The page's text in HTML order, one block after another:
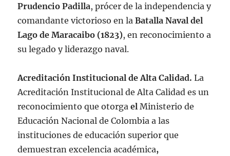
Prudencio Padilla, prócer de la independencia y
comandante victorioso en laBatalla Naval del
Lago de Maracaibo (1823), en reconocimiento a
su legado y liderazgo naval.
Acreditación Institucional de Alta Calidad.La
Acreditación Institucional de Alta Calidad es un
reconocimiento que otorga elMinisterio de
Educación Nacional de Colombia a las
instituciones de educación superior que
demuestran excelencia académica,